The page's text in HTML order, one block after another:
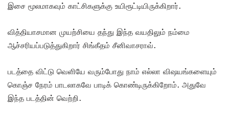
இசை மூலமாகவும் காட்சிகளுக்கு உயிரூட்டியிருக்கிறார்.
வித்தியாசமான முயற்சியை தந்து இந்த வயதிலும் நம்மை
ஆச்சரியப்படுத்துகிறார் சிங்கீதம் சீனிவாசராவ்.
படத்தை விட்டு வெளியே வரும்போது நாம் எல்லா விஷயங்களையும்
கொஞ்ச நேரம் பாடலாகவே பாடிக் கொண்டிருக்கிறோம். அதுவே
இந்த படத்தின் வெற்றி.